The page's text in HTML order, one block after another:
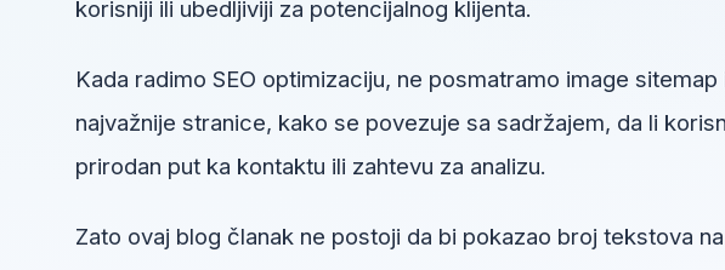
korisniji ili ubedljiviji za potencijalnog klijenta.
Kada radimo SEO optimizaciju, ne posmatramo image
najvažnije stranice, kako se povezuje sa sadržajem, da li
prirodan put ka kontaktu ili zahtevu za analizu.
Zato ovaj blog članak ne postoji da bi pokazao broj tekstova